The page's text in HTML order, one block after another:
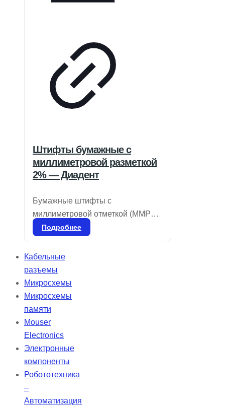
предварительной дозировке.
Штифты бумажные с
миллиметровой разметкой
2% — Диадент
Бумажные штифты с
миллиметровой отметкой (MMPP)
предназначены для
глубины корневого канала перед
установкой гуттаперчевых
штифтов. Они хорошо впитывают
влагу и имеют цветовую
кодировку для обозначения
размеров в соответствии с ISO.
Подробнее
Кабельные
разъемы
Микросхемы
Микросхемы
памяти
Mouser
Electronics
Электронные
компоненты
Робототехника
–
Автоматизация